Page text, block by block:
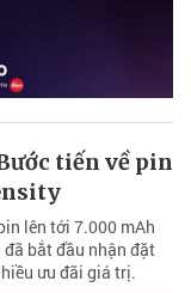
tiến về pin
lên tới 7.000 mAh
đã bắt đầu nhận đặt
ưu đãi giá trị.